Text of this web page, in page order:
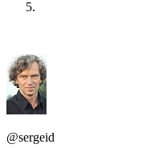
@sergeid